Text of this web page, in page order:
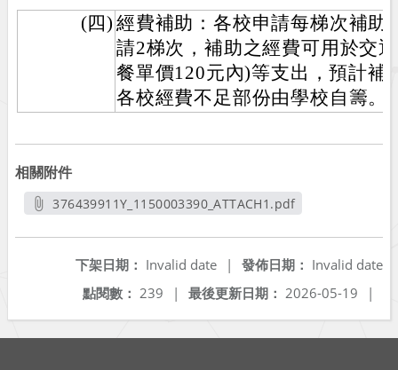
(四) 經費補助：各校申請每梯次補助
請2梯次，補助之經費可用於交
餐單價120元內)等支出，預計補
各校經費不足部份由學校自籌。
相關附件
376439911Y_1150003390_ATTACH1.pdf
發佈日期： Invalid date
下架日期： Invalid date
|
最後更新日期： 2026-05-19 |
點閱數： 239 |